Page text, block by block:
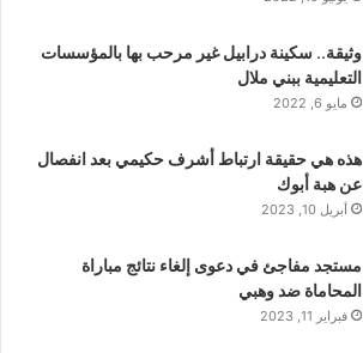
وثيقة.. سكينة درابيل غير مرحب بها بالمؤسسات
التعليمية ببني ملال
مايو 6, 2022
هذه هي حقيقة ارتباط أشرف حكيمي بعد انفصال
عن هبة أبوك
أبريل 10, 2023
مستجد مفاجئ في دعوى إلغاء نتائج مباراة
المحاماة ضد وهبي
فبراير 11, 2023